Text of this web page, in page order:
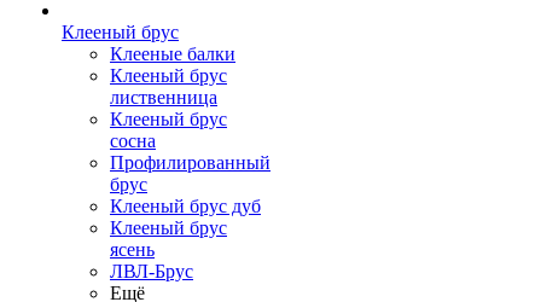
Клееный брус
Клееные балки
Клееный брус
лиственница
Клееный брус
сосна
Профилированный
брус
Клееный брус дуб
Клееный брус
ясень
ЛВЛ-Брус
Ещё